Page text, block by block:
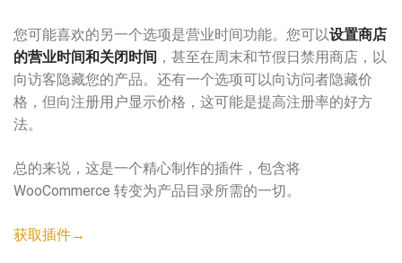
您可能喜欢的另一个选项是营业时间功能。您可以设置商店
的营业时间和关闭时间 ，甚至在周末和节假日禁用商店，以
向访客隐藏您的产品。还有一个选项可以向访问者隐藏价
格，但向注册用户显示价格，这可能是提高注册率的好方
法。
总的来说，这是一个精心制作的插件，包含将
WooCommerce 转变为产品目录所需的一切。
获取插件→